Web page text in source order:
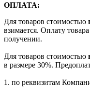
ОПЛАТА:
Для товаров стоимостью
взимается. Оплату
получении.
Для товаров стоимостью
в размере 30%.
1. по реквизитам